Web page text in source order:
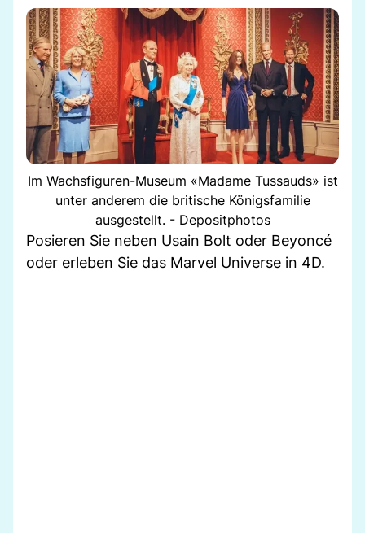
Im Wachsfiguren-Museum «Madame Tussauds» ist
unter anderem die britische Königsfamilie
ausgestellt. - Depositphotos
Posieren Sie neben Usain Bolt oder Beyoncé
oder erleben Sie das Marvel Universe in 4D.